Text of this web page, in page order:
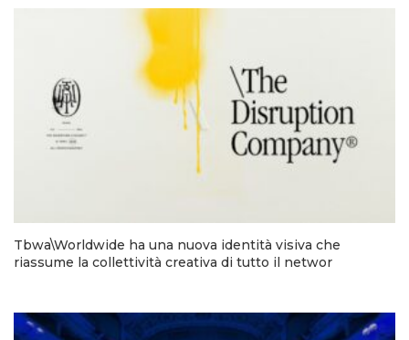
Tbwa\Worldwide ha una nuova identità visiva che
riassume la collettività creativa di tutto il networ